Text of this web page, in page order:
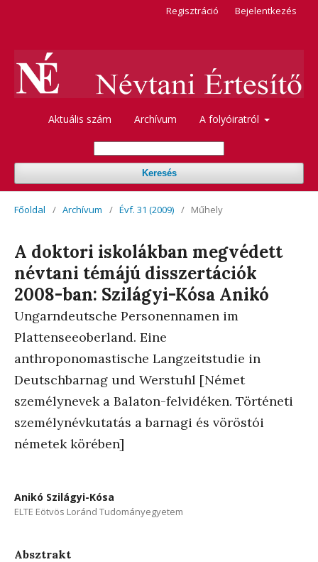
Aktuális szám Archívum A folyóiratról
Keresés
Regisztráció Bejelentkezés
Főoldal / Archívum / Évf. 31 (2009) / Műhely
A doktori iskolákban megvédett
névtani témájú disszertációk
2008-ban: Szilágyi-Kósa Anikó
Ungarndeutsche Personennamen im
Plattenseeoberland. Eine
anthroponomastische Langzeitstudie in
Deutschbarnag und Werstuhl [Német
személynevek a Balaton-felvidéken. Történeti
személynévkutatás a barnagi és vöröstói
németek körében]
Anikó Szilágyi-Kósa
ELTE Eötvös Loránd Tudományegyetem
Absztrakt